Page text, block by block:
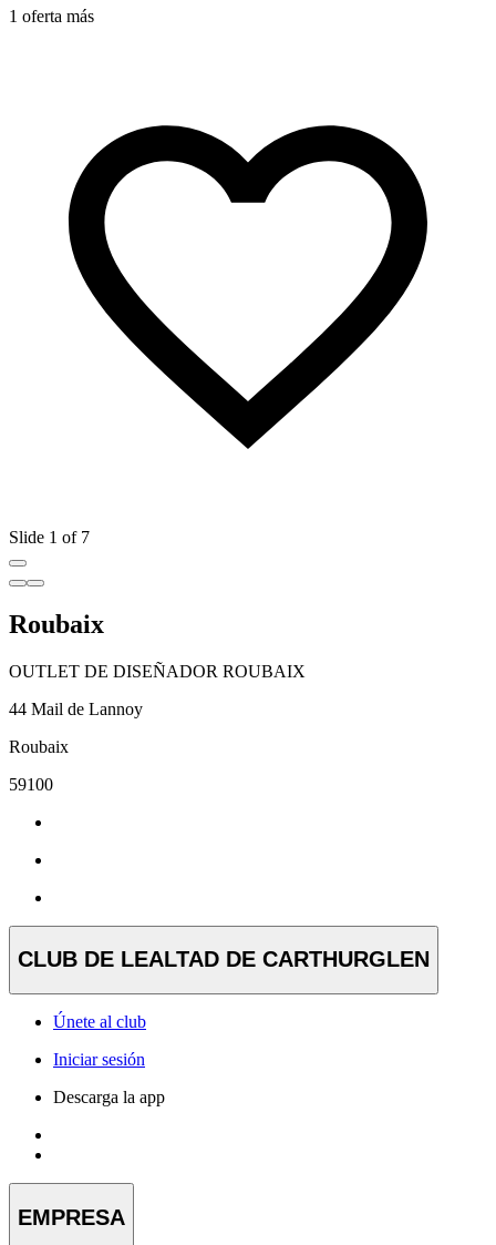
1 oferta más
Slide 1 of 7
Roubaix
OUTLET DE DISEÑADOR ROUBAIX
44 Mail de Lannoy
Roubaix
59100
CLUB DE LEALTAD DE CARTHURGLEN
Únete al club
Iniciar sesión
Descarga la app
EMPRESA